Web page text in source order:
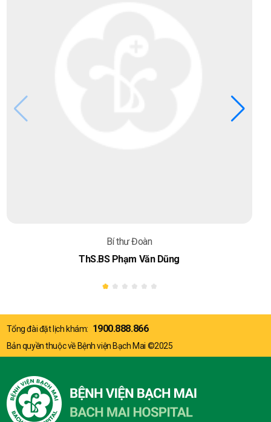
BS chuyên khoa Dinh dưỡng
ThS. BSNT Ngô Quỳnh Trang
Tổng đài đặt lịch khám: 1900.888.866
Bản quyền thuộc về Bệnh viện Bạch Mai ©2025